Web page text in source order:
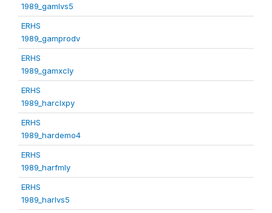
1989_gamlvs5
ERHS
1989_gamprodv
ERHS
1989_gamxcly
ERHS
1989_harclxpy
ERHS
1989_hardemo4
ERHS
1989_harfmly
ERHS
1989_harlvs5